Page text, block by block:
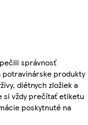
správnosť
produkty
diétnych zložiek a
si vždy prečítať etiketu
poskytnuté na